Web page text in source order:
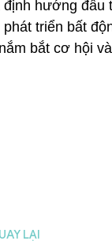
hướng
triển bất
bắt cơ hội
LẠI